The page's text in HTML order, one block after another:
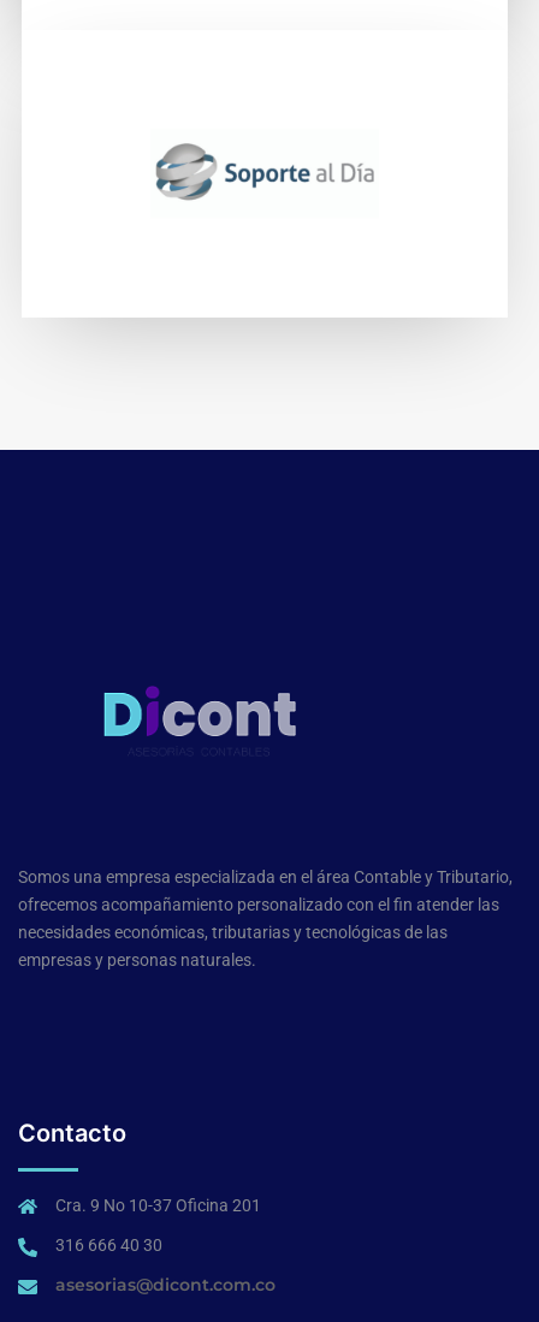
Somos una empresa especializada en el área Contable y Tributario,
ofrecemos acompañamiento personalizado con el fin atender las
necesidades económicas, tributarias y tecnológicas de las
empresas y personas naturales.
Contacto
Cra. 9 No 10-37 Oficina 201
316 666 40 30
asesorias@dicont.com.co